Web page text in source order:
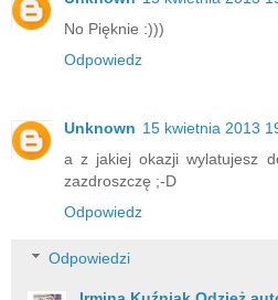
No Pięknie :)))
Odpowiedz
Unknown 15 kwietnia 2013
a z jakiej okazji wylatujesz
zazdroszczę ;-D
Odpowiedz
Odpowiedzi